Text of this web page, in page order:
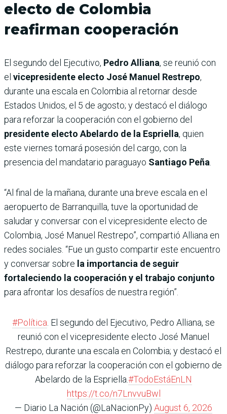
electo de Colombia
reafirman cooperación
El segundo del Ejecutivo, Pedro Alliana, se reunió con
el vicepresidente electo José Manuel Restrepo,
durante una escala en Colombia al retornar desde
Estados Unidos, el 5 de agosto; y destacó el diálogo
para reforzar la cooperación con el gobierno del
presidente electo Abelardo de la Espriella, quien
este viernes tomará posesión del cargo, con la
presencia del mandatario paraguayo Santiago Peña.
“Al final de la mañana, durante una breve escala en el
aeropuerto de Barranquilla, tuve la oportunidad de
saludar y conversar con el vicepresidente electo de
Colombia, José Manuel Restrepo”, compartió Alliana en
redes sociales. “Fue un gusto compartir este encuentro
y conversar sobre la importancia de seguir
fortaleciendo la cooperación y el trabajo conjunto
para afrontar los desafíos de nuestra región”.
#Política. El segundo del Ejecutivo, Pedro Alliana, se
reunió con el vicepresidente electo José Manuel
Restrepo, durante una escala en Colombia; y destacó el
diálogo para reforzar la cooperación con el gobierno de
Abelardo de la Espriella.#TodoEstáEnLN
https://t.co/n7LnvvuBwl
— Diario La Nación (@LaNacionPy) August 6, 2026